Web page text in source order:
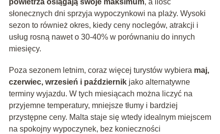
powietrza osiągają swoje maksimum, a ilość
słonecznych dni sprzyja wypoczynkowi na plaży. Wysoki
sezon to również okres, kiedy ceny noclegów, atrakcji i
usług rosną nawet o 30-40% w porównaniu do innych
miesięcy.
Poza sezonem letnim, coraz więcej turystów wybiera maj,
czerwiec, wrzesień i październikjako alternatywne
terminy wyjazdu. W tych miesiącach można liczyć na
przyjemne temperatury, mniejsze tłumy i bardziej
przystępne ceny. Malta staje się wtedy idealnym miejscem
na spokojny wypoczynek, bez konieczności